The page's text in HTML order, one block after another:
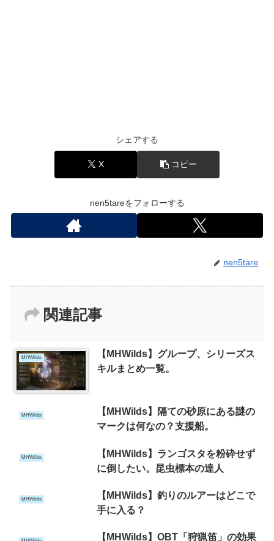
シェアする
X コピー
nen5tareをフォローする
nen5tare
関連記事
MHWilds
【MHWilds】グループ、シリーズス
キルまとめ一覧。
MHWilds
【MHWilds】隔ての砂原にある謎の
マークは何なの？支援船。
MHWilds
【MHWilds】ランゴスタを粉砕せず
に倒したい。昆虫標本の達人
MHWilds
【MHWilds】釣りのルアーはどこで
手に入る？
【MHWilds】OBT「狩猟笛」の効果